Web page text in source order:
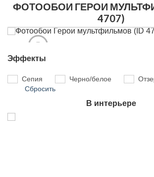
ФОТООБОИ ГЕРОИ
4707)
Эффекты
Сепия Черно/белое
Сбросить
В интерьере